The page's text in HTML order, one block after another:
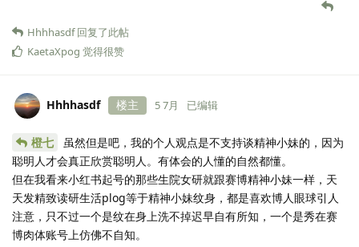
Hhhhasdf回复了此帖
KaetaXpog 觉得很赞
Hhhhasdf 楼主 5 7月 已编辑
橙七
虽然但是吧，我的个人观点是不支持谈精神小妹的，因为
聪明人才会真正欣赏聪明人。有体会的人懂的自然都懂。
但在我看来小红书起号的那些生院女研就跟赛博精神小妹一样，天
天发精致读研生活plog等于精神小妹纹身，都是喜欢博人眼球引人
注意，只不过一个是纹在身上洗不掉迟早自有所知，一个是秀在赛
博肉体账号上仿佛不自知。